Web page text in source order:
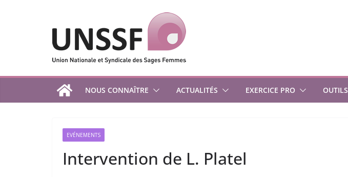
NOUS CONNAÎTRE ACTUALITÉS EXERCICE PRO OUTILS
EVÉNEMENTS
Intervention de L. Platel